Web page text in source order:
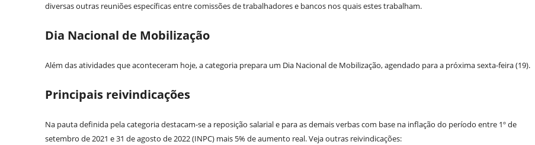
diversas outras reuniões específicas entre comissões de trabalhadores e bancos nos quais estes trabalham.
Dia Nacional de Mobilização
Além das atividades que aconteceram hoje, a categoria prepara um Dia Nacional de Mobilização, agendado para a próxima sexta-feira (19).
Principais reivindicações
Na pauta definida pela categoria destacam-se a reposição salarial e para as demais verbas com base na inflação do período entre 1º de
setembro de 2021 e 31 de agosto de 2022 (INPC) mais 5% de aumento real. Veja outras reivindicações: